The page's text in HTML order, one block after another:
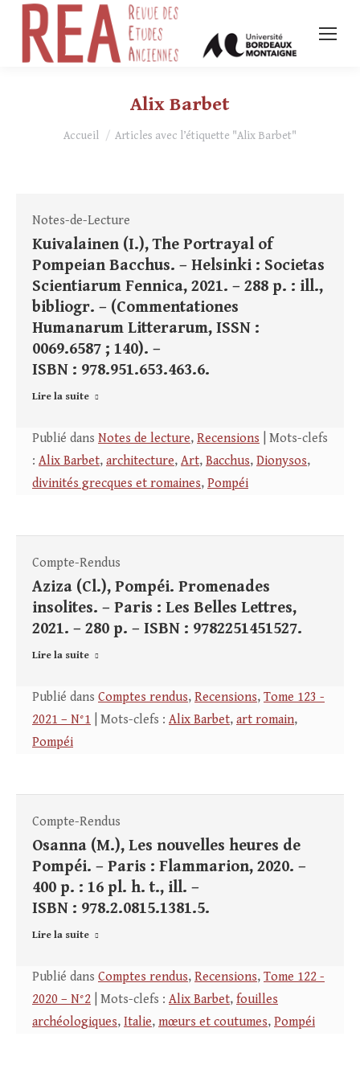
Alix Barbet
Vous êtes ici :
Accueil Articles avec l’étiquette "Alix Barbet"
Notes-de-Lecture
Kuivalainen (I.), The Portrayal of
Pompeian Bacchus. – Helsinki : Societas
Scientiarum Fennica, 2021. – 288 p. : ill.,
bibliogr. – (Commentationes
Humanarum Litterarum, ISSN :
0069.6587 ; 140). –
ISBN : 978.951.653.463.6.
Lire la suite
Publié dans Notes de lecture, Recensions | Mots-clefs
: Alix Barbet, architecture, Art, Bacchus, Dionysos,
divinités grecques et romaines, Pompéi
Compte-Rendus
Aziza (Cl.), Pompéi. Promenades
insolites. – Paris : Les Belles Lettres,
2021. – 280 p. – ISBN : 9782251451527.
Lire la suite
Publié dans Comptes rendus, Recensions, Tome 123 -
2021 – N°1 | Mots-clefs : Alix Barbet, art romain,
Pompéi
Compte-Rendus
Osanna (M.), Les nouvelles heures de
Pompéi. – Paris : Flammarion, 2020. –
400 p. : 16 pl. h. t., ill. –
ISBN : 978.2.0815.1381.5.
Lire la suite
Publié dans Comptes rendus, Recensions, Tome 122 -
2020 – N°2 | Mots-clefs : Alix Barbet, fouilles
archéologiques, Italie, mœurs et coutumes, Pompéi